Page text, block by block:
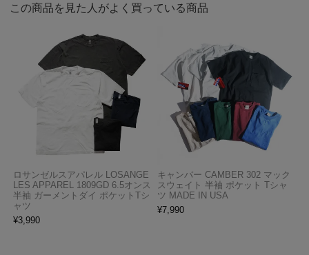
この商品を見た人がよく買っている商品
ロサンゼルスアパレル LOSANGE
LES APPAREL 1809GD 6.5オンス
半袖 ガーメントダイ ポケットTシ
ャツ
¥3,990
キャンバー CAMBER 302 マック
スウェイト 半袖 ポケット Tシャ
ツ MADE IN USA
¥7,990